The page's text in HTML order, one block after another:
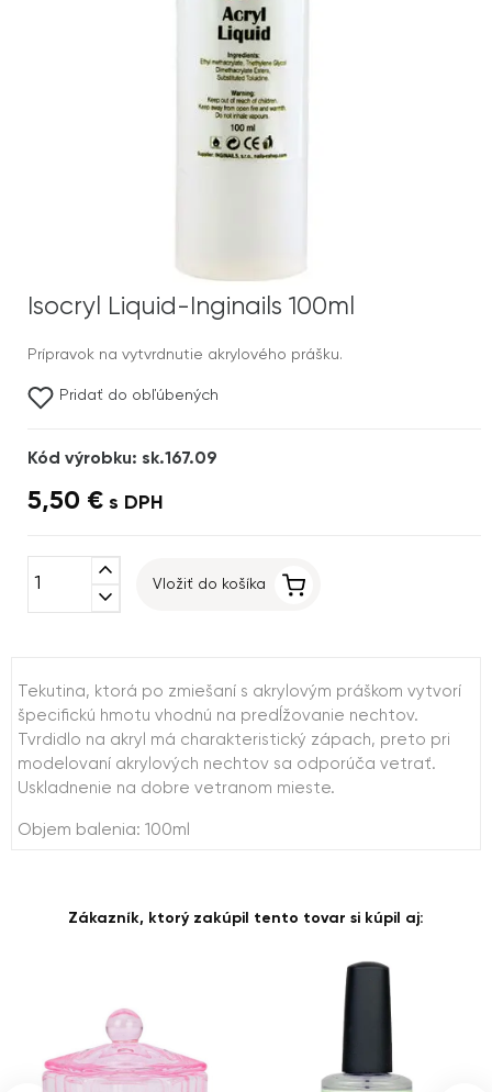
Isocryl Liquid-Inginails 100ml
Prípravok na vytvrdnutie akrylového prášku.
Pridať do obľúbených
Kód výrobku: sk.167.09
5,50 € s DPH
expand_less
expand_more
Vložiť do košíka
Tekutina, ktorá po zmiešaní s akrylovým práškom vytvorí
špecifickú hmotu vhodnú na predĺžovanie nechtov.
Tvrdidlo na akryl má charakteristický zápach, preto pri
modelovaní akrylových nechtov sa odporúča vetrať.
Uskladnenie na dobre vetranom mieste.
Objem balenia: 100ml
Zákazník, ktorý zakúpil tento tovar si kúpil aj: